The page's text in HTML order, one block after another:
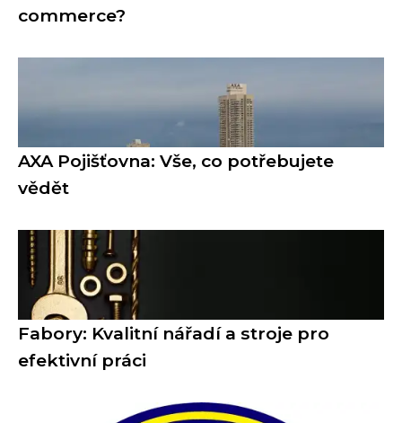
commerce?
AXA Pojišťovna: Vše, co potřebujete
vědět
Fabory: Kvalitní nářadí a stroje pro
efektivní práci